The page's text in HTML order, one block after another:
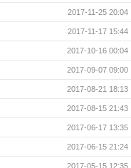
2017-11-25 20:04
2017-11-17 15:44
2017-10-16 00:04
2017-09-07 09:00
2017-08-21 18:13
2017-08-15 21:43
2017-06-17 13:35
2017-06-15 21:24
2017-05-15 12:35